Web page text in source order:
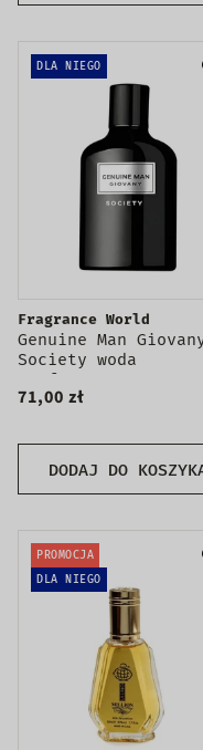
DLA NIEGO
DODAJ DO
Fragrance World
Genuine Man
Society woda
perfumowana
71,00 zł
PROMOCJA
DLA NIEGO